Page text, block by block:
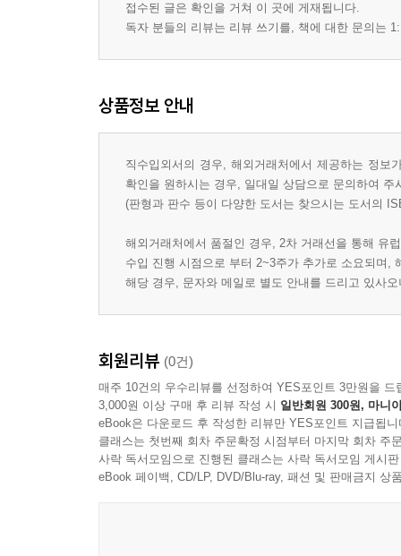
접수된 글은 확인을 거쳐 이 곳에 게재됩니다.
독자 분들의 리뷰는 리뷰 쓰기를, 책에 대한 문의는
상품정보 안내
직수입외서의 경우, 해외거래처에서 제공하는 정
확인을 원하시는 경우, 일대일 상담으로 문의하여 주
(판형과 판수 등이 다양한 도서는 찾으시는 도서의
해외거래처에서 품절인 경우, 2차 거래선을 통해 유
수입 진행 시점으로 부터 2~3주가 추가로 소요되며,
해당 경우, 문자와 메일로 별도 안내를 드리고 있사
회원리뷰 (0건)
매주 10건의 우수리뷰를 선정하여 YES포인트 3만원을 드
3,000원 이상 구매 후 리뷰 작성 시 일반회원 300원, 마니
eBook은 다운로드 후 작성한 리뷰만 YES포인트 지급됩니
클래스는 첫번째 회차 주문확정 시점부터 마지막 회차 주
사락 독서모임으로 진행된 클래스는 사락 독서모임 게시
eBook 페이백, CD/LP, DVD/Blu-ray, 패션 및 판매금지 상